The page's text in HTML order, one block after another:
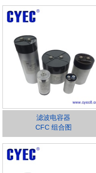
滤波电容器
CFC 组合图